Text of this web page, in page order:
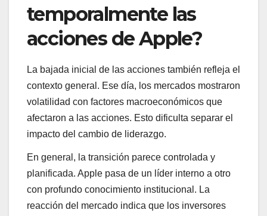
temporalmente las
acciones de Apple?
La bajada inicial de las acciones también refleja el
contexto general. Ese día, los mercados mostraron
volatilidad con factores macroeconómicos que
afectaron a las acciones. Esto dificulta separar el
impacto del cambio de liderazgo.
En general, la transición parece controlada y
planificada. Apple pasa de un líder interno a otro
con profundo conocimiento institucional. La
reacción del mercado indica que los inversores